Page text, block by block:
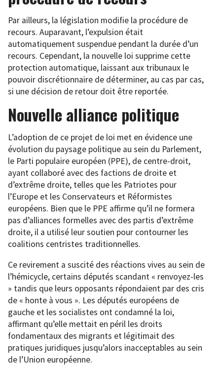
Par ailleurs, la législation modifie la procédure de
recours. Auparavant, l’expulsion était
automatiquement suspendue pendant la durée d’un
recours. Cependant, la nouvelle loi supprime cette
protection automatique, laissant aux tribunaux le
pouvoir discrétionnaire de déterminer, au cas par cas,
si une décision de retour doit être reportée.
Nouvelle alliance politique
L’adoption de ce projet de loi met en évidence une
évolution du paysage politique au sein du Parlement,
le Parti populaire européen (PPE), de centre-droit,
ayant collaboré avec des factions de droite et
d’extrême droite, telles que les Patriotes pour
l’Europe et les Conservateurs et Réformistes
européens. Bien que le PPE affirme qu’il ne formera
pas d’alliances formelles avec des partis d’extrême
droite, il a utilisé leur soutien pour contourner les
coalitions centristes traditionnelles.
Ce revirement a suscité des réactions vives au sein de
l’hémicycle, certains députés scandant « renvoyez-les
» tandis que leurs opposants répondaient par des cris
de « honte à vous ». Les députés européens de
gauche et les socialistes ont condamné la loi,
affirmant qu’elle mettait en péril les droits
fondamentaux des migrants et légitimait des
pratiques juridiques jusqu’alors inacceptables au sein
de l’Union européenne.